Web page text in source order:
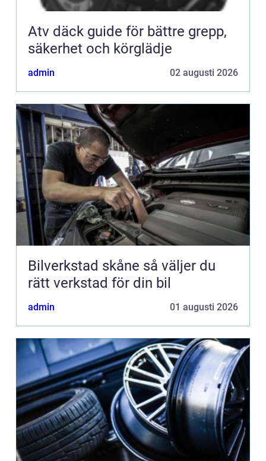
Atv däck guide för bättre grepp,
säkerhet och körglädje
admin 02 augusti 2026
Bilverkstad skåne så väljer du
rätt verkstad för din bil
admin 01 augusti 2026